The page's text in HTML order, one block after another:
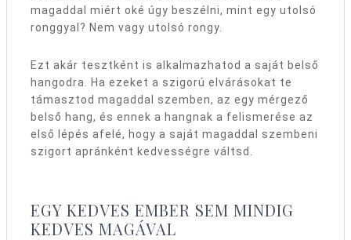
magaddal miért oké úgy beszélni, mint egy utolsó
ronggyal? Nem vagy utolsó rongy.
Ezt akár tesztként is alkalmazhatod a saját belső
hangodra. Ha ezeket a szigorú elvárásokat te
támasztod magaddal szemben, az egy mérgező
belső hang, és ennek a hangnak a felismerése az
első lépés afelé, hogy a saját magaddal szembeni
szigort apránként kedvességre váltsd.
EGY KEDVES EMBER SEM MINDIG
KEDVES MAGÁVAL